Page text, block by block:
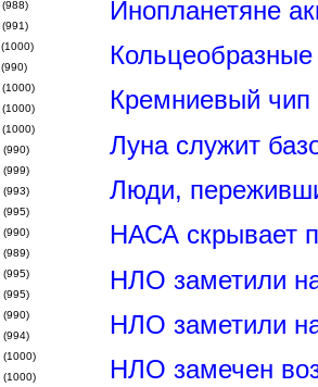
(988)
(991)
(1000)
(990)
(1000)
(1000)
(1000)
(990)
(999)
(993)
(995)
(990)
(989)
(995)
(995)
(990)
(994)
(1000)
(1000)
Инопланетяне
Кремниевый
Луна служит
Люди,
НАСА скрывает
НЛО заметили
НЛО заметили
НЛО замечен